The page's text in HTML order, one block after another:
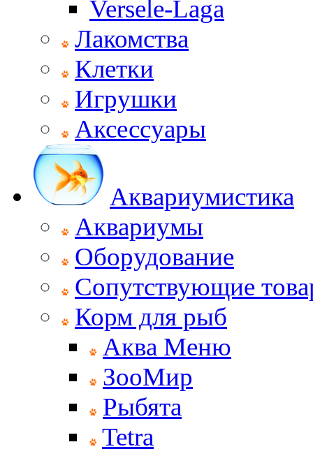
Versele-Laga
Лакомства
Клетки
Игрушки
Аксессуары
Аквариумистика
Аквариумы
Оборудование
Сопутствующие
Корм для рыб
Аква Меню
ЗооМир
Рыбята
Tetra